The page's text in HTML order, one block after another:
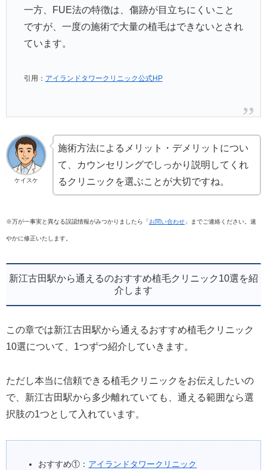
一方、FUE法の特徴は、傷跡が目立ちにくいこと
ですが、一度の施術で大量の植毛はできないとされ
ています。
引用： アイランドタワークリニック公式HP
ケイスケ
施術方法によるメリット・デメリットについ
て、カウンセリングでしっかり説明してくれ
るクリニックを選ぶことが大切ですね。
※万が一事実と異なる誤認情報がみつかりましたら「 お問い合わせ 」までご連絡ください。速
やかに修正いたします。
新江古田駅から通えるのおすすめ植毛クリニック10選を紹
介します
この章では新江古田駅から通えるおすすめ植毛クリニック
10選について、1つずつ紹介していきます。
ただし本当に信頼できる植毛クリニックをお伝えしたいの
で、新江古田駅から多少離れていても、通える範囲なら選
択肢の1つとして入れています。
おすすめ①： アイランドタワークリニック